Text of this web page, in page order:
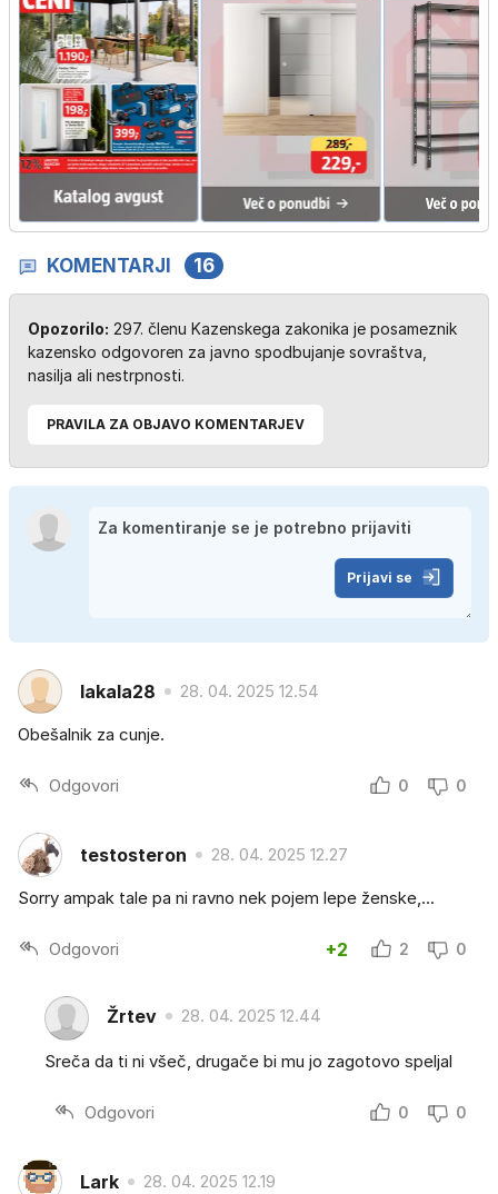
KOMENTARJI 16
Opozorilo: 297. členu Kazenskega zakonika je posameznik
kazensko odgovoren za javno spodbujanje sovraštva,
nasilja ali nestrpnosti.
PRAVILA ZA OBJAVO KOMENTARJEV
Prijavi se
lakala28 28. 04. 2025 12.54
Obešalnik za cunje.
Odgovori 0 0
testosteron 28. 04. 2025 12.27
Sorry ampak tale pa ni ravno nek pojem lepe ženske,...
Odgovori +2 2 0
Žrtev 28. 04. 2025 12.44
Sreča da ti ni všeč, drugače bi mu jo zagotovo speljal
Odgovori 0 0
Lark 28. 04. 2025 12.19